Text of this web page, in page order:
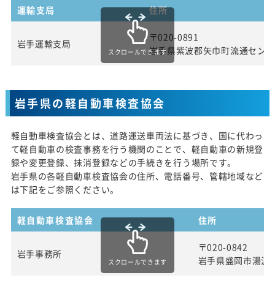
運輸支局 住所
岩手運輸支局
〒020-0891
岩手県紫波郡矢巾町流通セン
スクロールできます
岩手県の軽自動車検査協会
軽自動車検査協会とは、道路運送車両法に基づき、国に代わっ
て軽自動車の検査事務を行う機関のことで、軽自動車の新規登
録や変更登録、抹消登録などの手続きを行う場所です。
岩手県の各軽自動車検査協会の住所、電話番号、管轄地域など
は下記をご参照ください。
軽自動車検査協会 住所
岩手事務所
〒020-0842
岩手県盛岡市湯沢
スクロールできます